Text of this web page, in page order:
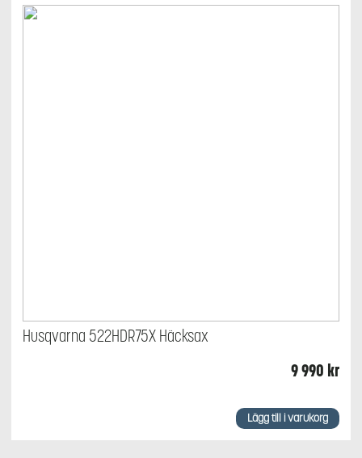
Husqvarna 522HDR75X Häcksax
9 990 kr
Lägg till i varukorg